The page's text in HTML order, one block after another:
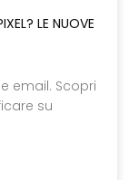
LE NUOVE
email. Scopri
su